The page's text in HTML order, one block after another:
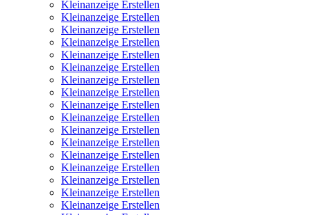
Kleinanzeige Erstellen
Kleinanzeige Erstellen
Kleinanzeige Erstellen
Kleinanzeige Erstellen
Kleinanzeige Erstellen
Kleinanzeige Erstellen
Kleinanzeige Erstellen
Kleinanzeige Erstellen
Kleinanzeige Erstellen
Kleinanzeige Erstellen
Kleinanzeige Erstellen
Kleinanzeige Erstellen
Kleinanzeige Erstellen
Kleinanzeige Erstellen
Kleinanzeige Erstellen
Kleinanzeige Erstellen
Kleinanzeige Erstellen